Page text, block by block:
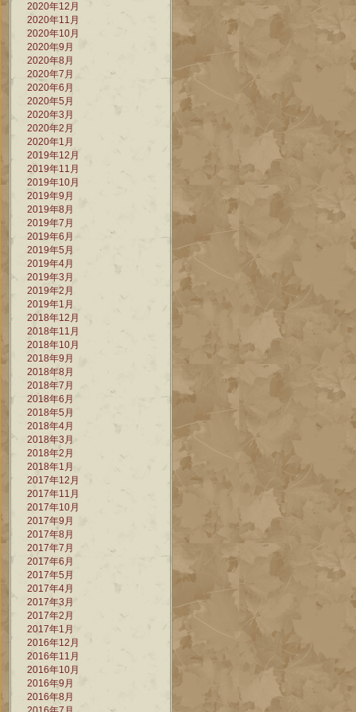
2020年12月
2020年11月
2020年10月
2020年9月
2020年8月
2020年7月
2020年6月
2020年5月
2020年3月
2020年2月
2020年1月
2019年12月
2019年11月
2019年10月
2019年9月
2019年8月
2019年7月
2019年6月
2019年5月
2019年4月
2019年3月
2019年2月
2019年1月
2018年12月
2018年11月
2018年10月
2018年9月
2018年8月
2018年7月
2018年6月
2018年5月
2018年4月
2018年3月
2018年2月
2018年1月
2017年12月
2017年11月
2017年10月
2017年9月
2017年8月
2017年7月
2017年6月
2017年5月
2017年4月
2017年3月
2017年2月
2017年1月
2016年12月
2016年11月
2016年10月
2016年9月
2016年8月